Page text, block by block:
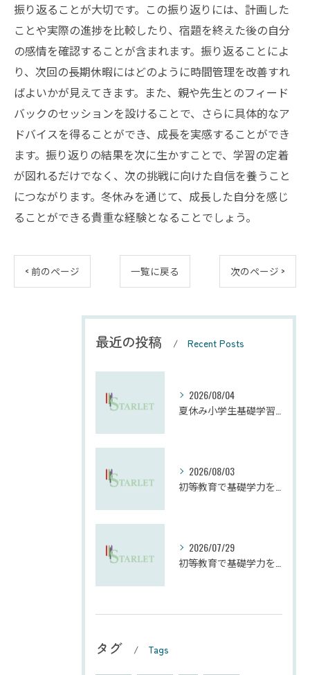
振り返ることが大切です。この振り返りには、計画した
ことや実際の進捗を比較したり、宿題を終えた後の自分
の感情を確認することが含まれます。振り返ることによ
り、次回の長期休暇にはどのように時間管理を改善すれ
ばよいかが見えてきます。また、親や先生とのフィード
バックのセッションを設けることで、さらに具体的なア
ドバイスを得ることができ、成長を実感することができ
ます。振り返りの結果を次に生かすことで、学習の定着
が図れるだけでなく、次の挑戦に向けた自信を養うこと
につながります。冬休みを通じて、成長した自分を感じ
ることができる貴重な経験となることでしょう。
< 前のページ 一覧に戻る 次のページ >
最近の投稿 Recent Posts
2026/08/04
2026/08/03
2026/07/29
タグ Tags